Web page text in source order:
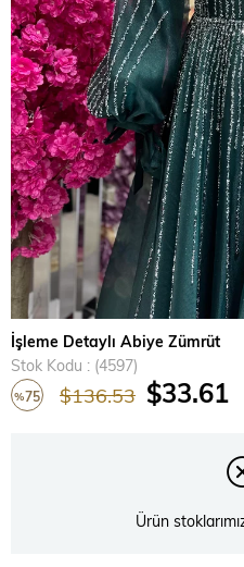
İşleme Detaylı Abiye Zümrüt
Stok Kodu
(4597)
%75 $136.53 $33.61
Ürün